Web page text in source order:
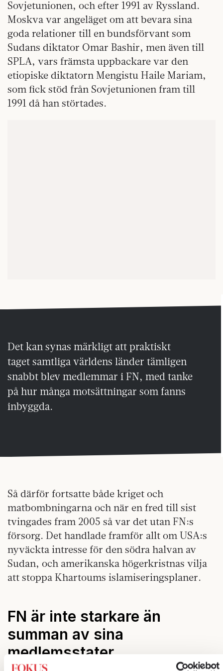
Sovjetunionen, och efter 1991 av Ryssland.
Moskva var angeläget om att bevara sina
goda relationer till en bundsförvant som
Sudans diktator Omar Bashir, men även till
SPLA, vars främsta uppbackare var den
etiopiske diktatorn Mengistu Haile Mariam,
som fick stöd från Sovjetunionen fram till
1991 då han störtades.
Det kan synas märkligt att praktiskt
taget samtliga världens länder tämligen
snabbt blev medlemmar i FN, med tanke
på hur många motsättningar som fanns
inbyggda.
Så därför fortsatte både kriget och
matbombningarna och när en fred till sist
tvingades fram 2005 så var det utan FN:s
försorg. Det handlade framför allt om USA:s
nyväckta intresse för den södra halvan av
Sudan, och amerikanska högerkristnas vilja
att stoppa Khartoums islamiseringsplaner.
FN är inte starkare än
summan av sina
medlemsstater